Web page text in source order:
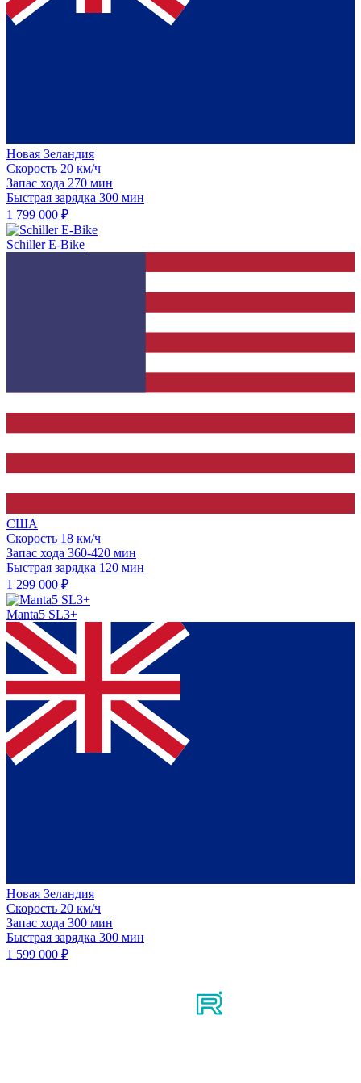
Новая Зеландия
Скорость 20 км/ч
Запас хода 270 мин
Быстрая зарядка 300 мин
1 799 000 ₽
Schiller E-Bike
США
Скорость 18 км/ч
Запас хода 360-420 мин
Быстрая зарядка 120 мин
1 299 000 ₽
Manta5 SL3+
Новая Зеландия
Скорость 20 км/ч
Запас хода 300 мин
Быстрая зарядка 300 мин
1 599 000 ₽